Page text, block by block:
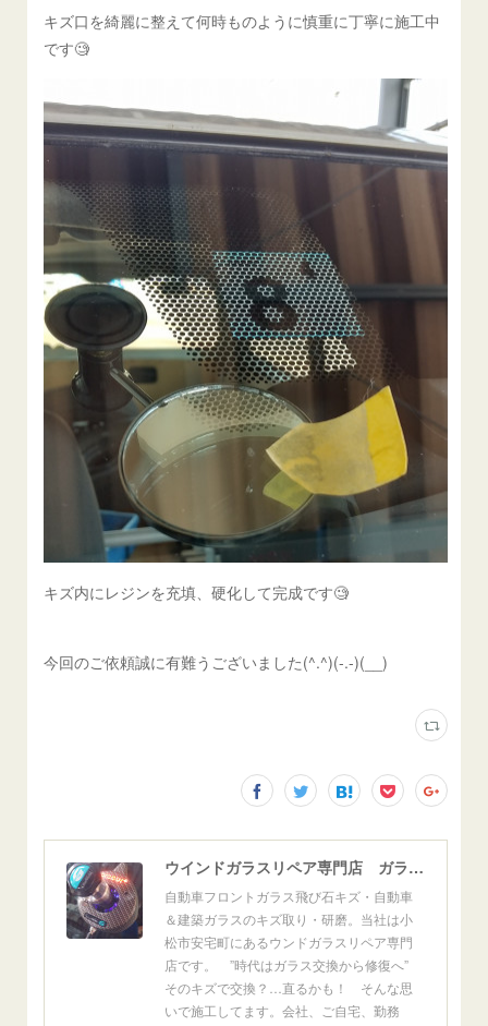
キズ口を綺麗に整えて何時ものように慎重に丁寧に施工中
です🧐
キズ内にレジンを充填、硬化して完成です🧐
今回のご依頼誠に有難うございました(^.^)(-.-)(__)
ウインドガラスリペア専門店 ガラスリペア・ヨシダ グラスウェルドジャパン 正規施工店 小松市
自動車フロントガラス飛び石キズ・自動車
＆建築ガラスのキズ取り・研磨。当社は小
松市安宅町にあるウンドガラスリペア専門
店です。 ”時代はガラス交換から修復へ”
そのキズで交換？…直るかも！ そんな思
いで施工してます。会社、ご自宅、勤務